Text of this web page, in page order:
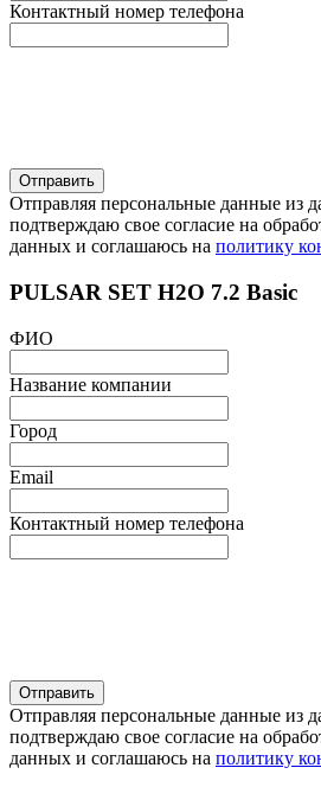
Контактный номер телефона
Отправляя персональные данные из
подтверждаю свое согласие на
данных и соглашаюсь на политику
PULSAR SET H2O 7.2 Basic
ФИО
Название компании
Город
Email
Контактный номер телефона
Отправляя персональные данные из
подтверждаю свое согласие на
данных и соглашаюсь на политику